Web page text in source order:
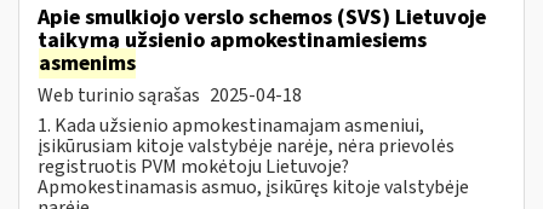
Apie smulkiojo verslo schemos (SVS) Lietuvoje
taikymą užsienio apmokestinamiesiems
asmenims
Web turinio sąrašas 2025-04-18
1. Kada užsienio apmokestinamajam asmeniui,
įsikūrusiam kitoje valstybėje narėje, nėra prievolės
registruotis PVM mokėtoju Lietuvoje?
Apmokestinamasis asmuo, įsikūręs kitoje valstybėje